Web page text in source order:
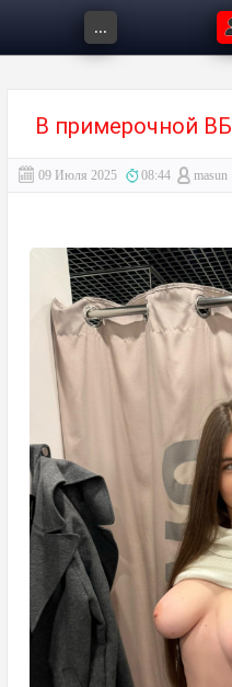
...
В примерочной ВБ
09 Июля 2025 08:44 masun